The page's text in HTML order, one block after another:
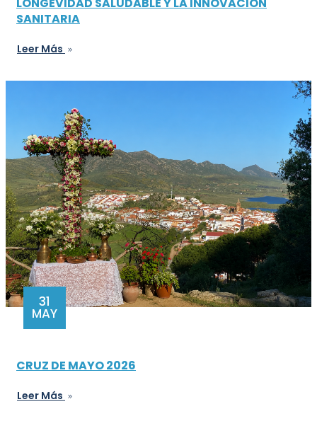
SANITARIA
Leer Más
31
MAY
CRUZ DE MAYO 2026
Leer Más